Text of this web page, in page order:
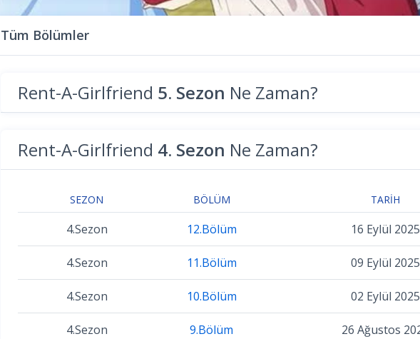
Tüm Bölümler
Rent-A-Girlfriend 5. Sezon Ne Zaman?
Rent-A-Girlfriend 4. Sezon Ne Zaman?
SEZON BÖLÜM TARIH
4.Sezon 12.Bölüm 16 Eylül 2025
4.Sezon 11.Bölüm 09 Eylül 2025
4.Sezon 10.Bölüm 02 Eylül 2025
4.Sezon 9.Bölüm 26 Ağustos